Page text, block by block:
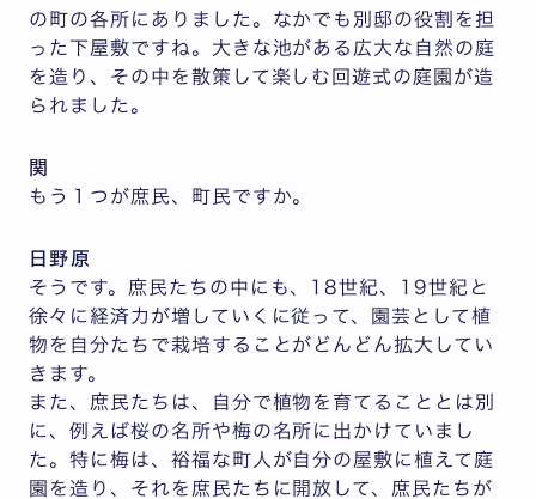
の町の各所にありました。なかでも別邸の役割を担
った下屋敷ですね。大きな池がある広大な自然の庭
を造り、その中を散策して楽しむ回遊式の庭園が造
られました。
関
もう１つが庶民、町民ですか。
日野原
そうです。庶民たちの中にも、18世紀、19世紀と
徐々に経済力が増していくに従って、園芸として植
物を自分たちで栽培することがどんどん拡大してい
きます。
また、庶民たちは、自分で植物を育てることとは別
に、例えば桜の名所や梅の名所に出かけていまし
た。特に梅は、裕福な町人が自分の屋敷に植えて庭
園を造り、それを庶民たちに開放して、庶民たちが